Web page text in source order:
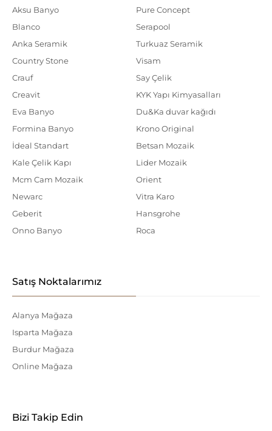
Aksu Banyo
Blanco
Anka Seramik
Country Stone
Crauf
Creavit
Eva Banyo
Formina Banyo
İdeal Standart
Kale Çelik Kapı
Mcm Cam Mozaik
Newarc
Geberit
Onno Banyo
Pure Concept
Serapool
Turkuaz Seramik
Visam
Say Çelik
KYK Yapı Kimyasalları
Du&Ka duvar kağıdı
Krono Original
Betsan Mozaik
Lider Mozaik
Orient
Vitra Karo
Hansgrohe
Roca
Satış Noktalarımız
Alanya Mağaza
Isparta Mağaza
Burdur Mağaza
Online Mağaza
Bizi Takip Edin